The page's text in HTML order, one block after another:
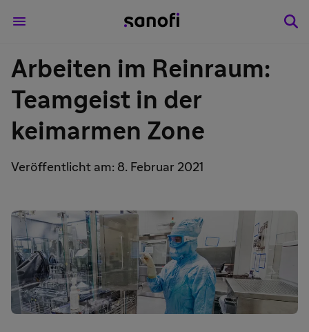
Arbeiten im Reinraum:
Teamgeist in der
keimarmen Zone
Veröffentlicht am: 8. Februar 2021